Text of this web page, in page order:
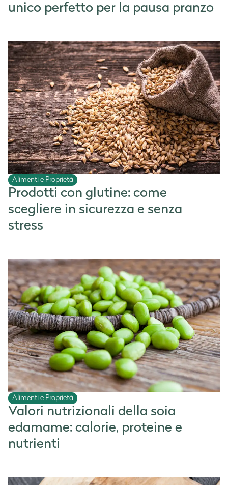
unico perfetto per la pausa pranzo
Alimenti e Proprietà
Prodotti con glutine: come
scegliere in sicurezza e senza
stress
Alimenti e Proprietà
Valori nutrizionali della soia
edamame: calorie, proteine e
nutrienti